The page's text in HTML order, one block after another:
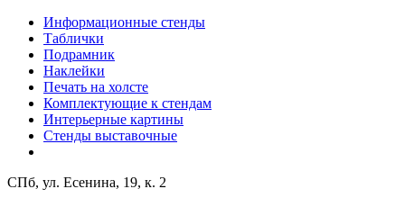
Информационные стенды
Таблички
Подрамник
Наклейки
Печать на холсте
Комплектующие к стендам
Интерьерные картины
Стенды выставочные
СПб, ул. Есенина, 19, к. 2